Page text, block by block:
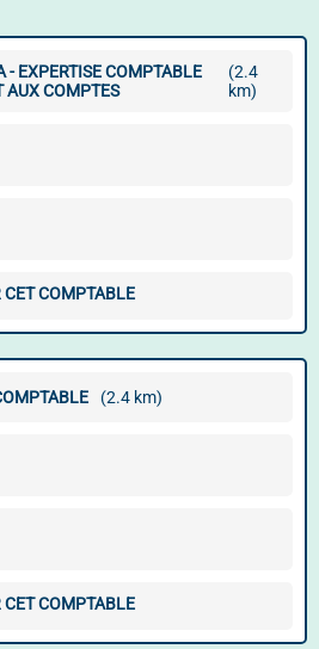
- EXPERTISE COMPTABLE
AUX COMPTES
(2.4
km)
CET COMPTABLE
(2.4 km)
CET COMPTABLE